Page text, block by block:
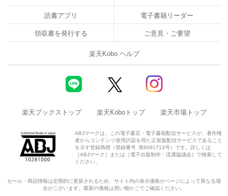
読書アプリ 電子書籍リーダー
領収書を発行する ご意見・ご要望
楽天Kobo ヘルプ
楽天ブックストップ 楽天Koboトップ 楽天市場トップ
ABJマークは、この電子書店・電子書籍配信サービスが、著作権
者からコンテンツ使用許諾を得た正規版配信サービスであること
を示す登録商標（登録番号 第6091713号）です。詳しくは
［ABJマーク］または［電子出版制作・流通協議会］で検索して
ください。
セール・商品情報は定期的に更新されるため、サイト内の表示価格がページによって異なる場
合がございます。最新の価格は買い物かごでご確認ください。